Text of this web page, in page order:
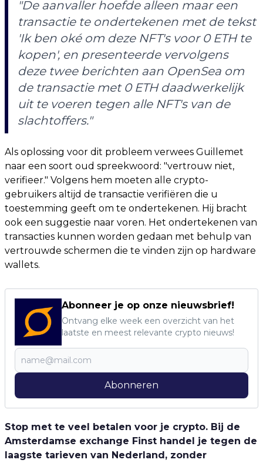
"De aanvaller hoefde alleen maar een
transactie te ondertekenen met de tekst
'Ik ben oké om deze NFT's voor 0 ETH te
kopen', en presenteerde vervolgens
deze twee berichten aan OpenSea om
de transactie met 0 ETH daadwerkelijk
uit te voeren tegen alle NFT's van de
slachtoffers."
Als oplossing voor dit probleem verwees Guillemet
naar een soort oud spreekwoord: "vertrouw niet,
verifieer." Volgens hem moeten alle crypto-
gebruikers altijd de transactie verifiëren die u
toestemming geeft om te ondertekenen. Hij bracht
ook een suggestie naar voren. Het ondertekenen van
transacties kunnen worden gedaan met behulp van
vertrouwde schermen die te vinden zijn op hardware
wallets.
Abonneer je op onze nieuwsbrief!
Ontvang elke week een overzicht van het
laatste en meest relevante crypto nieuws!
Abonneren
Stop met te veel betalen voor je crypto. Bij de
Amsterdamse exchange Finst handel je tegen de
laagste tarieven van Nederland, zonder